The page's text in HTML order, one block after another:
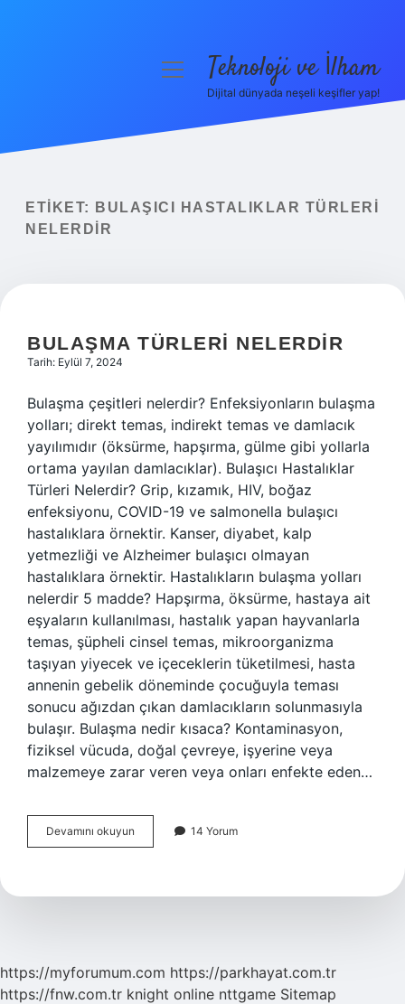
Yasal Uyarı
menüyüTeknoloji ve İlham
Dijital dünyada neşeli keşifler yap!
ETIKET:
BULAŞICI HASTALIKLAR TÜRLERI
NELERDIR
BULAŞMA TÜRLERI NELERDIR
Tarih: Eylül 7, 2024
Bulaşma çeşitleri nelerdir? Enfeksiyonların bulaşma
yolları; direkt temas, indirekt temas ve damlacık
yayılımıdır (öksürme, hapşırma, gülme gibi yollarla
ortama yayılan damlacıklar). Bulaşıcı Hastalıklar
Türleri Nelerdir? Grip, kızamık, HIV, boğaz
enfeksiyonu, COVID-19 ve salmonella bulaşıcı
hastalıklara örnektir. Kanser, diyabet, kalp
yetmezliği ve Alzheimer bulaşıcı olmayan
hastalıklara örnektir. Hastalıkların bulaşma yolları
nelerdir 5 madde? Hapşırma, öksürme, hastaya ait
eşyaların kullanılması, hastalık yapan hayvanlarla
temas, şüpheli cinsel temas, mikroorganizma
taşıyan yiyecek ve içeceklerin tüketilmesi, hasta
annenin gebelik döneminde çocuğuyla teması
sonucu ağızdan çıkan damlacıkların solunmasıyla
bulaşır. Bulaşma nedir kısaca? Kontaminasyon,
fiziksel vücuda, doğal çevreye, işyerine veya
malzemeye zarar veren veya onları enfekte eden…
Devamını okuyun Bulaşma
Türleri
14 Yorum
https://myforumum.com https://parkhayat.com.tr
https://fnw.com.tr knight online nttgame Sitemap